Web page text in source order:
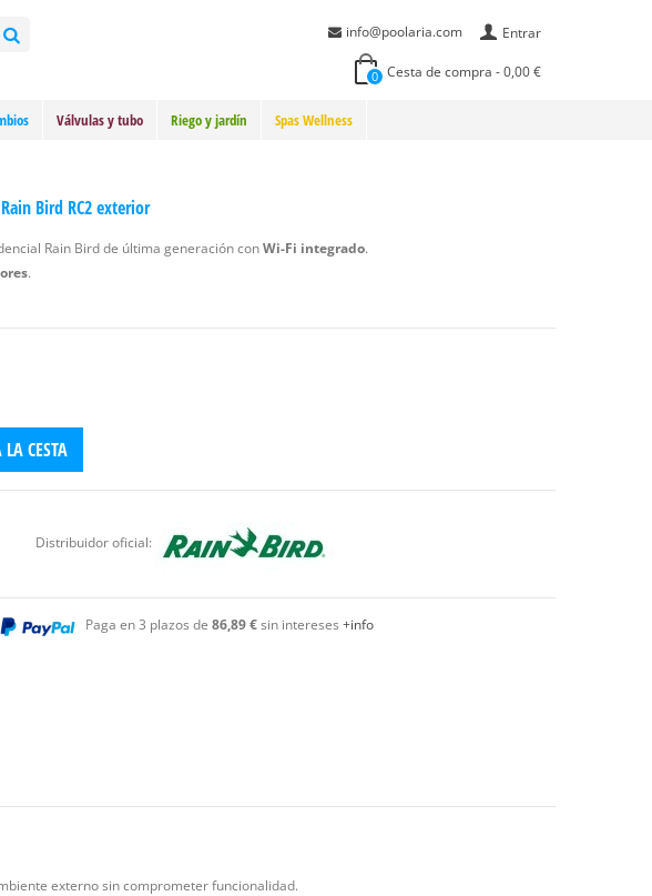
Entrar
info@poolaria.com
0 Cesta de compra -0,00 €
Válvulas y tubo Riego y jardín Spas Wellness
Bird RC2 exterior
Rain Bird de última generación conWi-Fi integrado.
.
CESTA
Distribuidor oficial:
Paga en 3 plazos de86,89 €sin intereses+info
externo sin comprometer funcionalidad.